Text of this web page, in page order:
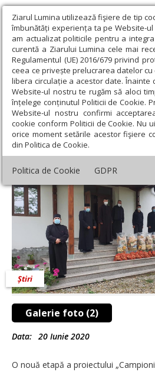
Ziarul Lumina utilizează fişiere de tip
îmbunătăți experiența ta pe Website-
am actualizat politicile pentru a
curentă a Ziarului Lumina cele mai
Regulamentul (UE) 2016/679 privind
ceea ce privește prelucrarea datelor
libera circulație a acestor date. Înainte
Website-ul nostru te rugăm să aloci
înțelege conținutul Politicii de Cookie.
Website-ul nostru confirmi
cookie conform Politicii de Cookie. Nu
orice moment setările acestor fişiere
din Politica de Cookie.
Politica de Cookie GDPR
Ziarul Lumina › Actualitate religioasă ›
„Campionii bucuriei” continuă în
Muscelului
Proiectul „Campionii
Arhiepiscopia Argeșului
Galerie foto (2)
Știri
Data: 20 Iunie 2020
O nouă etapă a proiectului